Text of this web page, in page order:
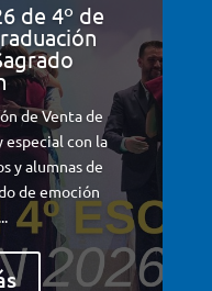
de 4º de
de Venta de
especial con la
y alumnas de
de emoción